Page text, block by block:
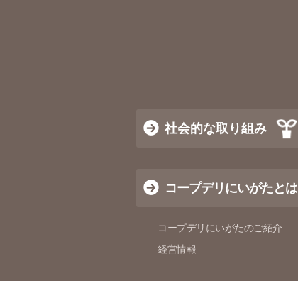
社会的な取り組み
コープデリにいがたとは
コープデリにいがたのご紹介
経営情報